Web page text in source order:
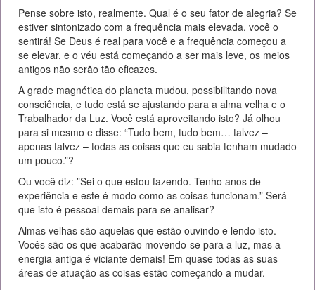
Pense sobre isto, realmente. Qual é o seu fator de alegria? Se
estiver sintonizado com a frequência mais elevada, você o
sentirá! Se Deus é real para você e a frequência começou a
se elevar, e o véu está começando a ser mais leve, os meios
antigos não serão tão eficazes.
A grade magnética do planeta mudou, possibilitando nova
consciência, e tudo está se ajustando para a alma velha e o
Trabalhador da Luz. Você está aproveitando isto? Já olhou
para si mesmo e disse: “Tudo bem, tudo bem… talvez –
apenas talvez – todas as coisas que eu sabia tenham mudado
um pouco.”?
Ou você diz: ”Sei o que estou fazendo. Tenho anos de
experiência e este é modo como as coisas funcionam.” Será
que isto é pessoal demais para se analisar?
Almas velhas são aquelas que estão ouvindo e lendo isto.
Vocês são os que acabarão movendo-se para a luz, mas a
energia antiga é viciante demais! Em quase todas as suas
áreas de atuação as coisas estão começando a mudar.